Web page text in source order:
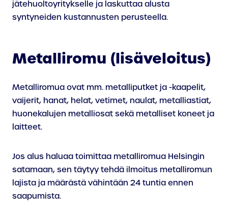
jätehuoltoyritykselle ja laskuttaa alusta
syntyneiden kustannusten perusteella.
Metalliromu (lisäveloitus)
Metalliromua ovat mm. metalliputket ja -kaapelit,
vaijerit, hanat, helat, vetimet, naulat, metalliastiat,
huonekalujen metalliosat sekä metalliset koneet ja
laitteet.
Jos alus haluaa toimittaa metalliromua Helsingin
satamaan, sen täytyy tehdä ilmoitus metalliromun
lajista ja määrästä vähintään 24 tuntia ennen
saapumista.